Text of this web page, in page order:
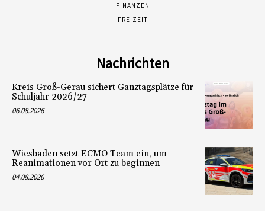
FINANZEN
FREIZEIT
Nachrichten
Kreis Groß-Gerau sichert Ganztagsplätze für
Schuljahr 2026/27
06.08.2026
Wiesbaden setzt ECMO Team ein, um
Reanimationen vor Ort zu beginnen
04.08.2026